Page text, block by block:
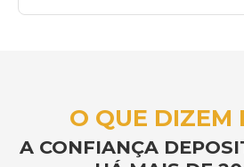
O QUE DIZEM
A CONFIANÇA